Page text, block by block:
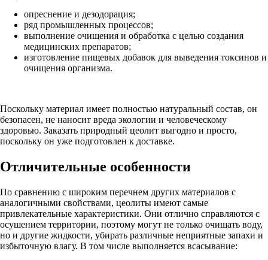
опреснение и дезодорация;
ряд промышленных процессов;
выполнение очищения и обработка с целью создания
медицинских препаратов;
изготовление пищевых добавок для выведения токсинов и
очищения организма.
Поскольку материал имеет полностью натуральный состав, он
безопасен, не наносит вреда экологии и человеческому
здоровью. Заказать природный цеолит выгодно и просто,
поскольку он уже подготовлен к доставке.
Отличительные особенности
По сравнению с широким перечнем других материалов с
аналогичными свойствами, цеолиты имеют самые
привлекательные характеристики. Они отлично справляются с
осушением территории, поэтому могут не только очищать воду,
но и другие жидкости, убирать различные неприятные запахи и
избыточную влагу. В том числе выполняется всасывание: